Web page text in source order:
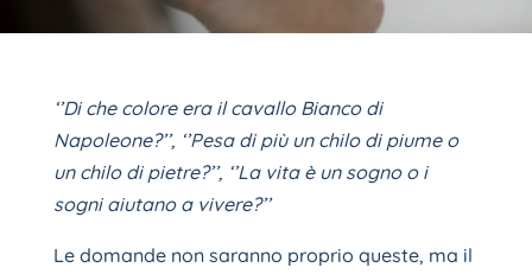
‘’Di che colore era il cavallo Bianco di
Napoleone?’’, ‘’Pesa di più un chilo di piume o
un chilo di pietre?’’, ‘’La vita è un sogno o i
sogni aiutano a vivere?’’
Le domande non saranno proprio queste, ma il